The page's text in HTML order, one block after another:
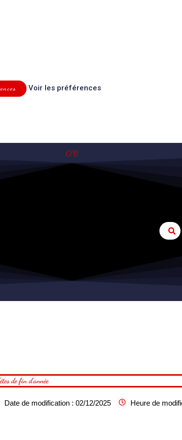
Voir les préférences
CPB
de fin d’année
Date de modification : 02/12/2025
Heure de